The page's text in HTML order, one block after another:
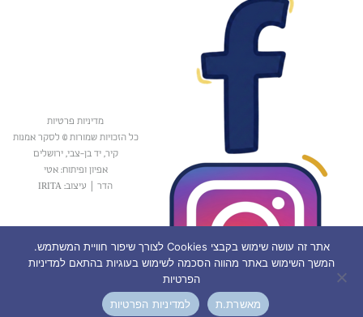
מדיניות פרטיות
כל הזכויות שמורות © לסקר אמנות
קיר, יד בן-צבי, ירושלים
אפיון ופיתוח: אטי
הדר
עיצוב: IRITA
אתר זה עושה שימוש בקבצי Cookies לצורך שיפור חוויית המשתמש.
המשך השימוש באתר מהווה הסכמה לשימוש בעוגיות בהתאם למדיניות
הפרטיות
מאשרת.ת
למדיניות הפרטיות